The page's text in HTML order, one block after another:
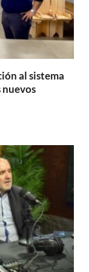
al sistema
nuevos